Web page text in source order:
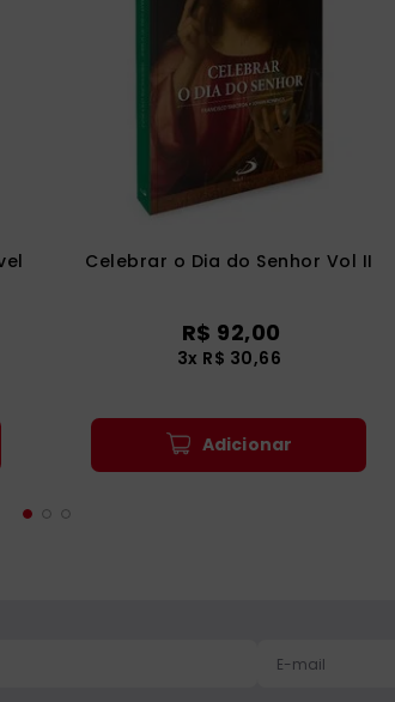
Celebrar o Dia do Senhor Vol II
R$ 92,00
3x R$ 30,66
Adicionar